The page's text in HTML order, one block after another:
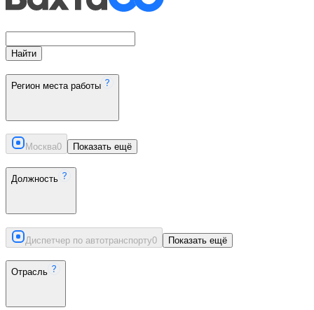
Найти
Регион места работы
Москва0 Показать ещё
Должность
Диспетчер по автотранспорту0 Показать ещё
Отрасль